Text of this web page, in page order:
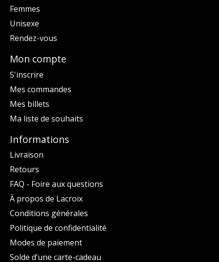
Femmes
Unisexe
Rendez-vous
Mon compte
S'inscrire
Mes commandes
Mes billets
Ma liste de souhaits
Informations
Livraison
Retours
FAQ - Foire aux questions
À propos de Lacroix
Conditions générales
Politique de confidentialité
Modes de paiement
Solde d’une carte-cadeau